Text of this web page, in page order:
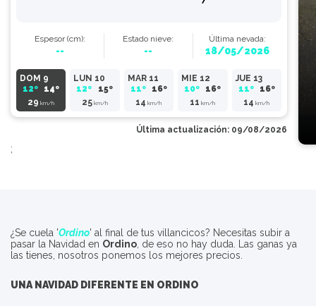
Espesor(cm):
--
Estado nieve:
--
Última nevada:
18/05/2026
DOM 9
12º
14º
29 km/h
LUN 10
12º
15º
25 km/h
MAR 11
11º
16º
14 km/h
MIE 12
10º
16º
11 km/h
JUE 13
11º
16º
14 km/h
Última actualización: 09/08/2026
;
¿Se cuela 'Ordino' al final de tus villancicos? Necesitas subir a
pasar la Navidad en Ordino , de eso no hay duda. Las ganas ya
las tienes, nosotros ponemos los mejores precios.
UNA NAVIDAD DIFERENTE EN ORDINO